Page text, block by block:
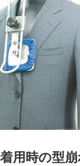
用時の型